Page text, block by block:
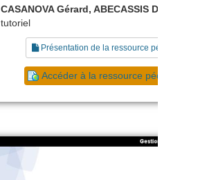
CASANOVA Gérard, ABECASSIS Denis
tutoriel
Présentation de la ressource pédagogique
Accéder à la ressource pédagogique